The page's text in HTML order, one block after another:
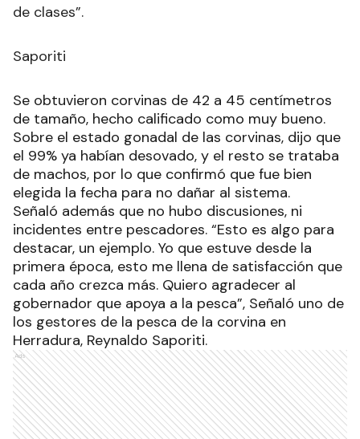
de clases”.
Saporiti
Se obtuvieron corvinas de 42 a 45 centímetros
de tamaño, hecho calificado como muy bueno.
Sobre el estado gonadal de las corvinas, dijo que
el 99% ya habían desovado, y el resto se trataba
de machos, por lo que confirmó que fue bien
elegida la fecha para no dañar al sistema.
Señaló además que no hubo discusiones, ni
incidentes entre pescadores. “Esto es algo para
destacar, un ejemplo. Yo que estuve desde la
primera época, esto me llena de satisfacción que
cada año crezca más. Quiero agradecer al
gobernador que apoya a la pesca”, Señaló uno de
los gestores de la pesca de la corvina en
Herradura, Reynaldo Saporiti.
Ads